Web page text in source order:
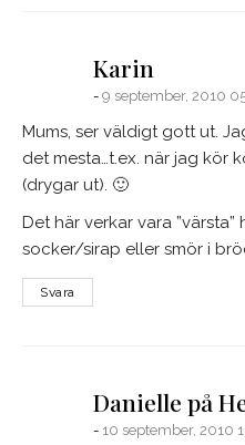
Karin
9 september, 2010
Mums, ser väldigt gott ut.
det mesta…t.ex. när jag kör
(drygar ut). 🙂
Det här verkar vara
socker/sirap eller smör i
Svara
Danielle på
10 september, 2010